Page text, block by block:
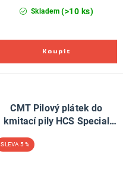
Skladem (>10 ks)
CMT Pilový plátek do
kmitací pily HCS Special
L152 I100 TS1,2 (bal 3ks)
5 %